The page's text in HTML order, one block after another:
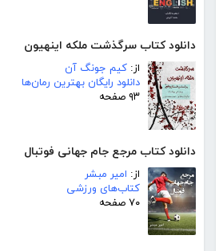
دانلود کتاب سرگذشت ملکه اینهیون
از: کیم جونگ آن
دانلود رایگان بهترین رمان‌ها
۹۳ صفحه
دانلود کتاب مرجع جام جهانی فوتبال
از: امیر مبشر
کتاب‌های ورزشی
۷۰ صفحه